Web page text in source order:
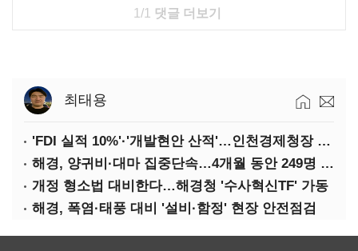
1/1 댓글 더보기
최태용
'FDI 실적 10%'·'개발현안 산적'…인천경제청장 구원투수 찾기
해경, 양귀비·대마 집중단속…4개월 동안 249명 검거
개정 형소법 대비한다…해경청 '수사혁신TF' 가동
해경, 폭염·태풍 대비 '설비·함정' 현장 안전점검